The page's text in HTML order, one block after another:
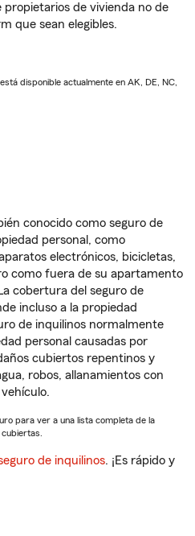
propietarios de vivienda no de
que sean elegibles.
disponible actualmente en AK, DE, NC,
conocido como seguro de
personal, como
electrónicos, bicicletas,
como fuera de su apartamento
cobertura del seguro de
incluso a la propiedad
de inquilinos normalmente
personal causadas por
cubiertos repentinos y
robos, allanamientos con
para ver a una lista completa de la
de inquilinos. ¡Es rápido y